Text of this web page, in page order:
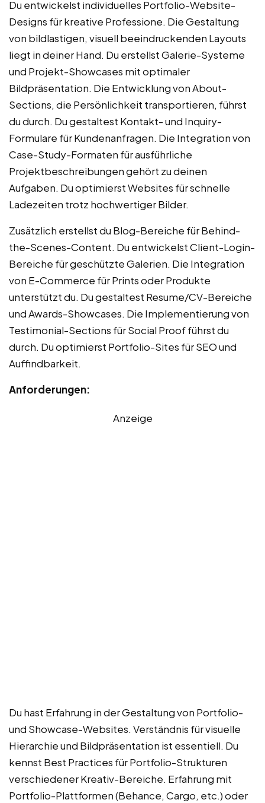
Du entwickelst individuelles Portfolio-Website-
Designs für kreative Professione. Die Gestaltung
von bildlastigen, visuell beeindruckenden Layouts
liegt in deiner Hand. Du erstellst Galerie-Systeme
und Projekt-Showcases mit optimaler
Bildpräsentation. Die Entwicklung von About-
Sections, die Persönlichkeit transportieren, führst
du durch. Du gestaltest Kontakt- und Inquiry-
Formulare für Kundenanfragen. Die Integration von
Case-Study-Formaten für ausführliche
Projektbeschreibungen gehört zu deinen
Aufgaben. Du optimierst Websites für schnelle
Ladezeiten trotz hochwertiger Bilder.
Zusätzlich erstellst du Blog-Bereiche für Behind-
the-Scenes-Content. Du entwickelst Client-Login-
Bereiche für geschützte Galerien. Die Integration
von E-Commerce für Prints oder Produkte
unterstützt du. Du gestaltest Resume/CV-Bereiche
und Awards-Showcases. Die Implementierung von
Testimonial-Sections für Social Proof führst du
durch. Du optimierst Portfolio-Sites für SEO und
Auffindbarkeit.
Anforderungen:
Anzeige
Du hast Erfahrung in der Gestaltung von Portfolio-
und Showcase-Websites. Verständnis für visuelle
Hierarchie und Bildpräsentation ist essentiell. Du
kennst Best Practices für Portfolio-Strukturen
verschiedener Kreativ-Bereiche. Erfahrung mit
Portfolio-Plattformen (Behance, Cargo, etc.) oder